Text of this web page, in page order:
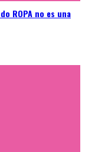
ROPA no es una